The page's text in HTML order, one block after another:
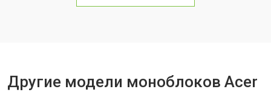
Другие модели моноблоков Acer